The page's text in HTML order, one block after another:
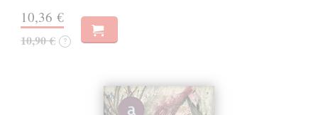
10,36 €
10,90 € ?